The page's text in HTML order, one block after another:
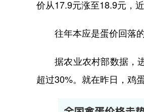
价从17.9元涨至18.9元，
往年本应是蛋价回落
据农业农村部数据，
超过30%。就在昨日，鸡